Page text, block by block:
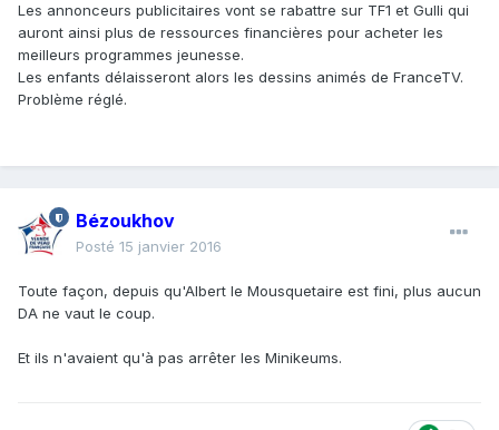
Les annonceurs publicitaires vont se rabattre sur TF1 et Gulli qui
auront ainsi plus de ressources financières pour acheter les
meilleurs programmes jeunesse.
Les enfants délaisseront alors les dessins animés de FranceTV.
Problème réglé.
Bézoukhov
Posté 15 janvier 2016
Toute façon, depuis qu'Albert le Mousquetaire est fini, plus aucun
DA ne vaut le coup.
Et ils n'avaient qu'à pas arrêter les Minikeums.